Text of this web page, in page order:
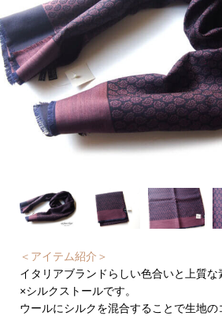
＜アイテム紹介＞
イタリアブランドらしい色合いと上質
×シルクストールです。
ウールにシルクを混合することで生地